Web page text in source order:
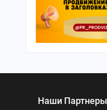
Наши Партнеры